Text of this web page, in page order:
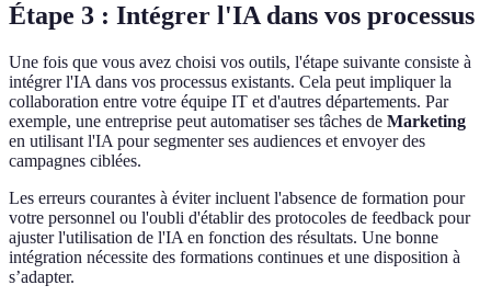
Étape 3 : Intégrer l'IA dans vos processus
Une fois que vous avez choisi vos outils, l'étape suivante consiste à
intégrer l'IA dans vos processus existants. Cela peut impliquer la
collaboration entre votre équipe IT et d'autres départements. Par
exemple, une entreprise peut automatiser ses tâches de Marketing
en utilisant l'IA pour segmenter ses audiences et envoyer des
campagnes ciblées.
Les erreurs courantes à éviter incluent l'absence de formation pour
votre personnel ou l'oubli d'établir des protocoles de feedback pour
ajuster l'utilisation de l'IA en fonction des résultats. Une bonne
intégration nécessite des formations continues et une disposition à
s’adapter.